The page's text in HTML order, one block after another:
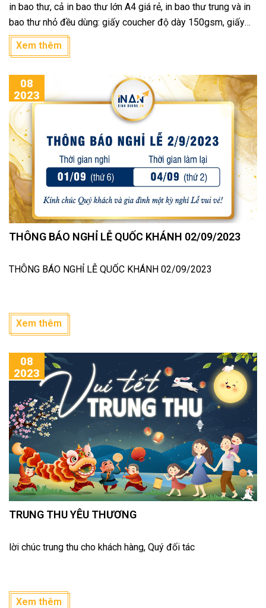
in bao thư, cả in bao thư lớn A4 giá rẻ, in bao thư trung và in
bao thư nhỏ đều dùng: giấy coucher độ dày 150gsm, giấy
for độ dày 100gsm, 80gsm hoặc 120gsm
Xem thêm
THÔNG BÁO NGHỈ LỄ QUỐC KHÁNH 02/09/2023
THÔNG BÁO NGHỈ LỄ QUỐC KHÁNH 02/09/2023
Xem thêm
08
2023
TRUNG THU YÊU THƯƠNG
lời chúc trung thu cho khách hàng, Quý đối tác
Xem thêm
08
2023